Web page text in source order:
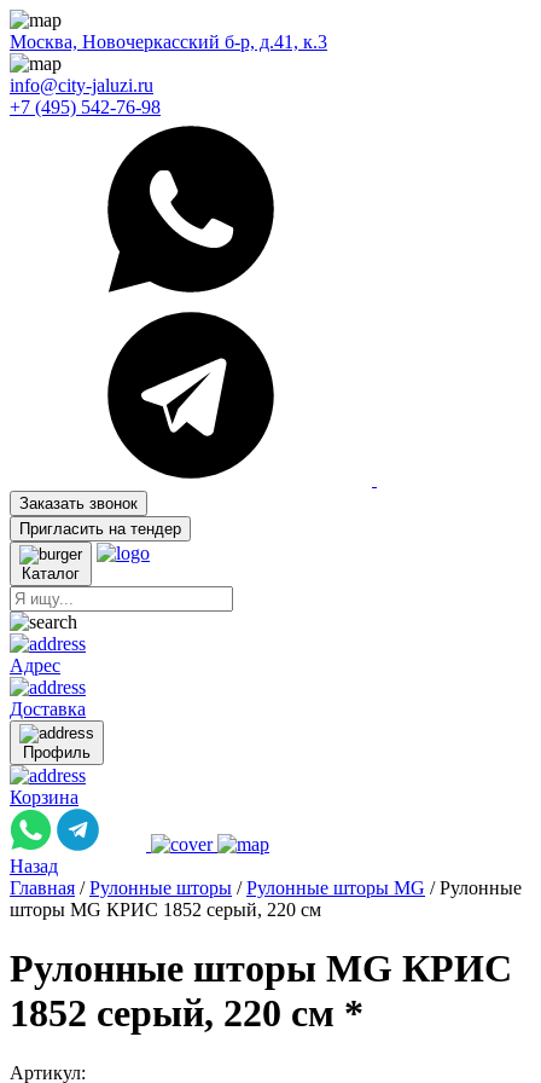
Москва, Новочеркасский б-р, д.41, к.3
info@city-jaluzi.ru
+7 (495) 542-76-98
Заказать звонок
Пригласить на тендер
Каталог
Адрес
Доставка
Профиль
Корзина
Назад
Главная / Рулонные шторы / Рулонные шторы MG / Рулонные
шторы MG КРИС 1852 серый, 220 см
Рулонные шторы MG КРИС
1852 серый, 220 см *
Артикул: